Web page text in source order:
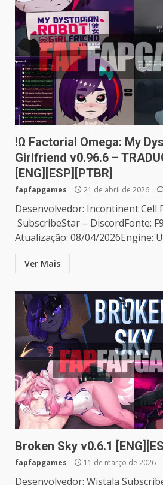
!Ω Factorial Omega: My
Girlfriend v0.96.6 –
[ENG][ESP][PTBR]
fapfapgames 21 de abril de 2026
Desenvolvedor: Incontinent Cell
SubscribeStar – DiscordFonte:
Atualização: 08/04/2026Engine:
Ver Mais
Broken Sky v0.6.1
fapfapgames 11 de março de 2026
Desenvolvedor: Wistala